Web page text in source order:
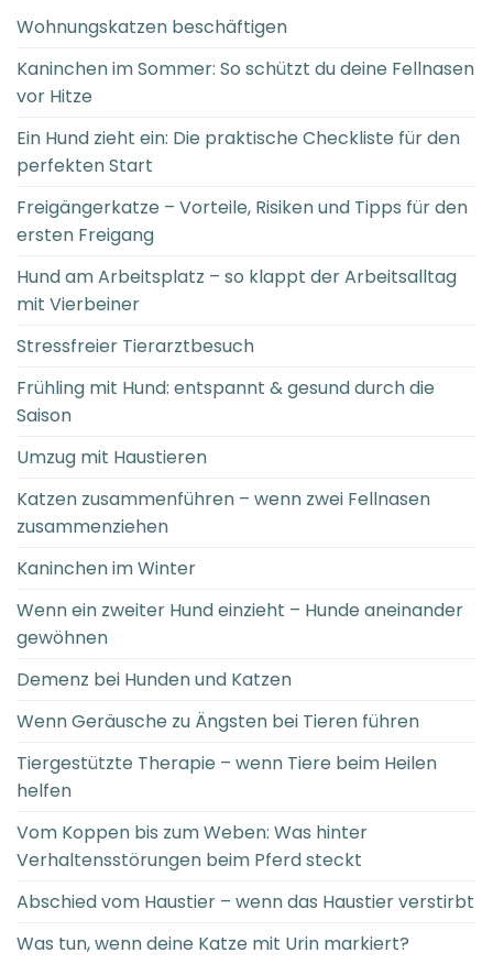
Wohnungskatzen beschäftigen
Kaninchen im Sommer: So schützt du deine Fellnasen
vor Hitze
Ein Hund zieht ein: Die praktische Checkliste für den
perfekten Start
Freigängerkatze – Vorteile, Risiken und Tipps für den
ersten Freigang
Hund am Arbeitsplatz – so klappt der Arbeitsalltag
mit Vierbeiner
Stressfreier Tierarztbesuch
Frühling mit Hund: entspannt & gesund durch die
Saison
Umzug mit Haustieren
Katzen zusammenführen – wenn zwei Fellnasen
zusammenziehen
Kaninchen im Winter
Wenn ein zweiter Hund einzieht – Hunde aneinander
gewöhnen
Demenz bei Hunden und Katzen
Wenn Geräusche zu Ängsten bei Tieren führen
Tiergestützte Therapie – wenn Tiere beim Heilen
helfen
Vom Koppen bis zum Weben: Was hinter
Verhaltensstörungen beim Pferd steckt
Abschied vom Haustier – wenn das Haustier verstirbt
Was tun, wenn deine Katze mit Urin markiert?